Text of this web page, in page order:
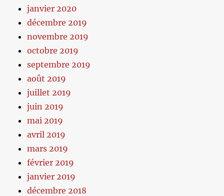
janvier 2020
décembre 2019
novembre 2019
octobre 2019
septembre 2019
août 2019
juillet 2019
juin 2019
mai 2019
avril 2019
mars 2019
février 2019
janvier 2019
décembre 2018